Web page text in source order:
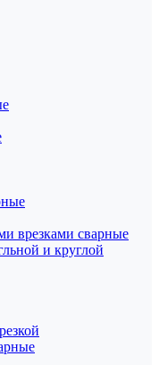
врезками сварные
и круглой